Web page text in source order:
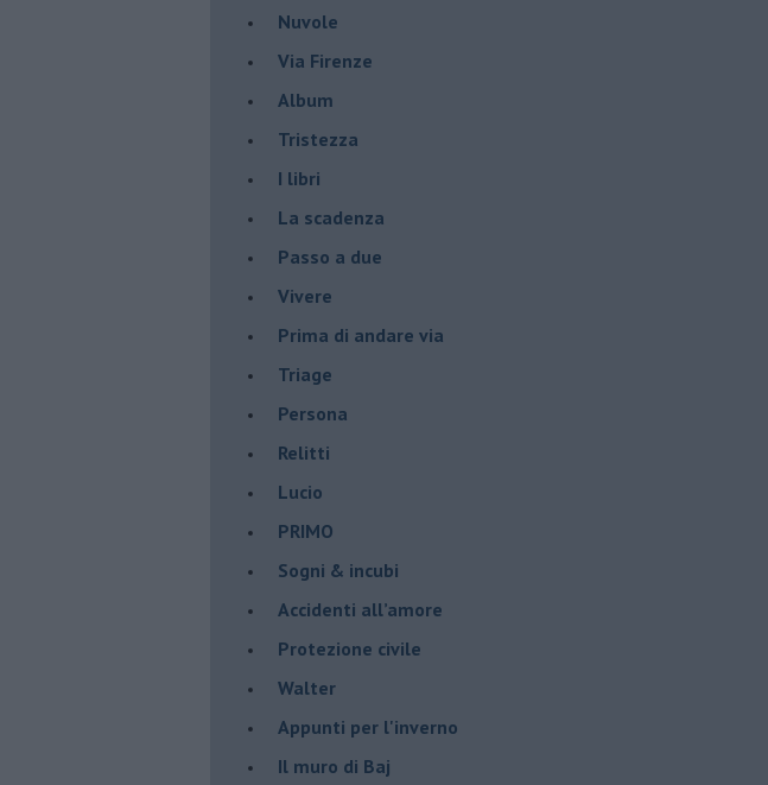
Nuvole
Via Firenze
Album
Tristezza
I libri
La scadenza
Passo a due
Vivere
Prima di andare via
Triage
Persona
Relitti
Lucio
PRIMO
Sogni & incubi
Accidenti all’amore
Protezione civile
Walter
Appunti per l'inverno
Il muro di Baj